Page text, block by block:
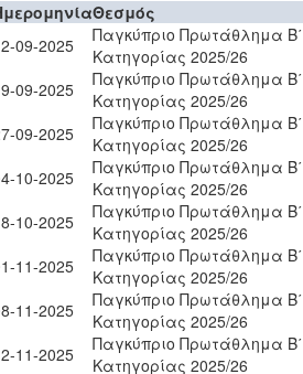
Θεσμός
09-2025
Παγκύπριο Πρωτάθλημα Β΄
Κατηγορίας 2025/26
09-2025
Παγκύπριο Πρωτάθλημα Β΄
Κατηγορίας 2025/26
09-2025
Παγκύπριο Πρωτάθλημα Β΄
Κατηγορίας 2025/26
10-2025
Παγκύπριο Πρωτάθλημα Β΄
Κατηγορίας 2025/26
10-2025
Παγκύπριο Πρωτάθλημα Β΄
Κατηγορίας 2025/26
11-2025
Παγκύπριο Πρωτάθλημα Β΄
Κατηγορίας 2025/26
11-2025
Παγκύπριο Πρωτάθλημα Β΄
Κατηγορίας 2025/26
11-2025
Παγκύπριο Πρωτάθλημα Β΄
Κατηγορίας 2025/26